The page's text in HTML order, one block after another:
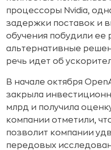
процессоры Nvidia,
задержки поставок и
обучения побудили ее
альтернативные
речь идет об
В начале октября
закрыла
млрд и получила
компании отметили,
позволит компании
передовых